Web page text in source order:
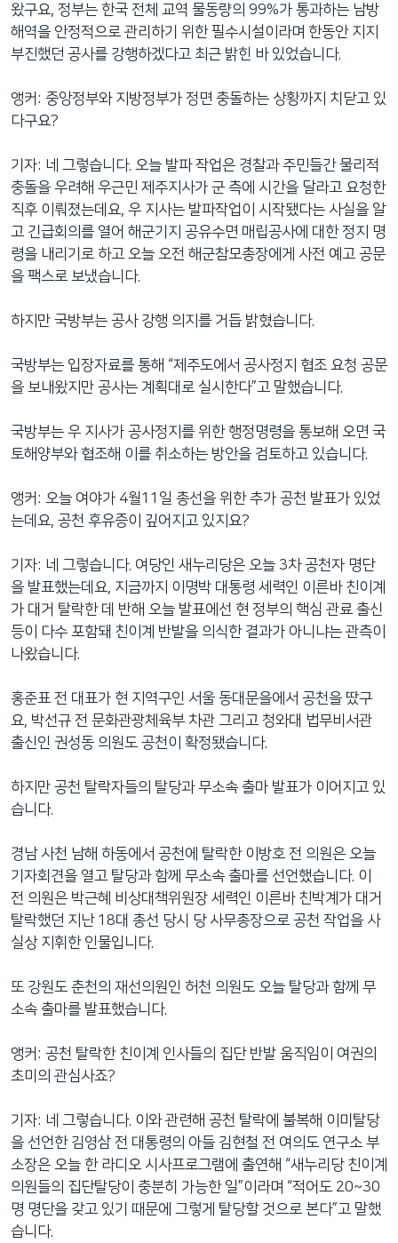
왔구요, 정부는 한국 전체 교역 물동량의 99%가 통과하는 남방
해역을 안정적으로 관리하기 위한 필수시설이라며 한동안 지지
부진했던 공사를 강행하겠다고 최근 밝힌 바 있었습니다.
앵커: 중앙정부와 지방정부가 정면 충돌하는 상황까지 치닫고 있
다구요?
기자: 네 그렇습니다. 오늘 발파 작업은 경찰과 주민들간 물리적
충돌을 우려해 우근민 제주지사가 군 측에 시간을 달라고 요청한
직후 이뤄졌는데요, 우 지사는 발파작업이 시작됐다는 사실을 알
고 긴급회의를 열어 해군기지 공유수면 매립공사에 대한 정지 명
령을 내리기로 하고 오늘 오전 해군참모총장에게 사전 예고 공문
을 팩스로 보냈습니다.
하지만 국방부는 공사 강행 의지를 거듭 밝혔습니다.
국방부는 입장자료를 통해 “제주도에서 공사정지 협조 요청 공문
을 보내왔지만 공사는 계획대로 실시한다”고 말했습니다.
국방부는 우 지사가 공사정지를 위한 행정명령을 통보해 오면 국
토해양부와 협조해 이를 취소하는 방안을 검토하고 있습니다.
앵커: 오늘 여야가 4월11일 총선을 위한 추가 공천 발표가 있었
는데요, 공천 후유증이 깊어지고 있지요?
기자: 네 그렇습니다. 여당인 새누리당은 오늘 3차 공천자 명단
을 발표했는데요, 지금까지 이명박 대통령 세력인 이른바 친이계
가 대거 탈락한 데 반해 오늘 발표에선 현 정부의 핵심 관료 출신
등이 다수 포함돼 친이계 반발을 의식한 결과가 아니냐는 관측이
나왔습니다.
홍준표 전 대표가 현 지역구인 서울 동대문을에서 공천을 땄구
요, 박선규 전 문화관광체육부 차관 그리고 청와대 법무비서관
출신인 권성동 의원도 공천이 확정됐습니다.
하지만 공천 탈락자들의 탈당과 무소속 출마 발표가 이어지고 있
습니다.
경남 사천 남해 하동에서 공천에 탈락한 이방호 전 의원은 오늘
기자회견을 열고 탈당과 함께 무소속 출마를 선언했습니다. 이
전 의원은 박근혜 비상대책위원장 세력인 이른바 친박계가 대거
탈락했던 지난 18대 총선 당시 당 사무총장으로 공천 작업을 사
실상 지휘한 인물입니다.
또 강원도 춘천의 재선의원인 허천 의원도 오늘 탈당과 함께 무
소속 출마를 발표했습니다.
앵커: 공천 탈락한 친이계 인사들의 집단 반발 움직임이 여권의
초미의 관심사죠?
기자: 네 그렇습니다. 이와 관련해 공천 탈락에 불복해 이미탈당
을 선언한 김영삼 전 대통령의 아들 김현철 전 여의도 연구소 부
소장은 오늘 한 라디오 시사프로그램에 출연해 “새누리당 친이계
의원들의 집단탈당이 충분히 가능한 일”이라며 “적어도 20~30
명 명단을 갖고 있기 때문에 그렇게 탈당할 것으로 본다”고 말했
습니다.